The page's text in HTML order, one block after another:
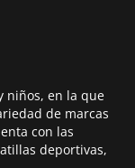
niños, en la que
de marcas
con las
deportivas,